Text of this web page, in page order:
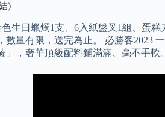
)
生日蠟燭1支、6入紙盤叉1組、蛋
量有限，送完為止。 必勝客2023
，奢華頂級配料鋪滿滿、毫不手軟。